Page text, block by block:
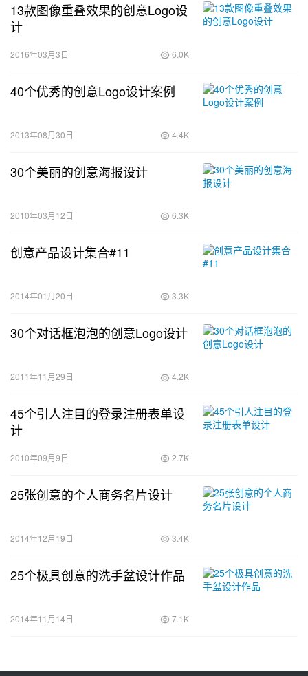
13款图像重叠效果的创意Logo设
计
2016年03月3日 6.0K
40个优秀的创意Logo设计案例
2013年08月30日 4.4K
30个美丽的创意海报设计
2010年03月12日 6.3K
创意产品设计集合#11
2014年01月20日 3.3K
30个对话框泡泡的创意Logo设计
2011年11月29日 4.2K
45个引人注目的登录注册表单设
计
2010年09月9日 2.7K
25张创意的个人商务名片设计
2014年12月19日 3.4K
25个极具创意的洗手盆设计作品
2014年11月14日 7.1K